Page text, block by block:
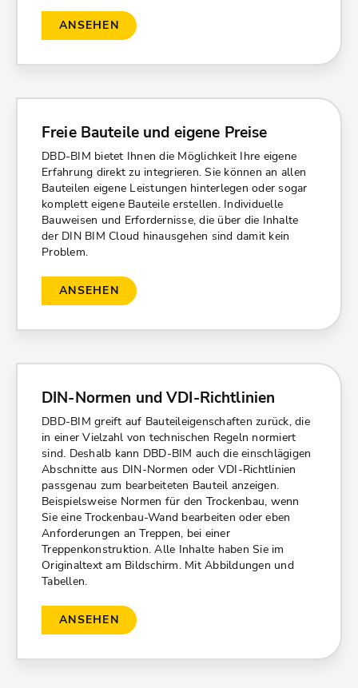
ANSEHEN
Freie Bauteile und eigene Preise
DBD-BIM bietet Ihnen die Möglichkeit Ihre eigene
Erfahrung direkt zu integrieren. Sie können an allen
Bauteilen eigene Leistungen hinterlegen oder sogar
komplett eigene Bauteile erstellen. Individuelle
Bauweisen und Erfordernisse, die über die Inhalte
der DIN BIM Cloud hinausgehen sind damit kein
Problem.
ANSEHEN
DIN-Normen und VDI-Richtlinien
DBD-BIM greift auf Bauteileigenschaften zurück, die
in einer Vielzahl von technischen Regeln normiert
sind. Deshalb kann DBD-BIM auch die einschlägigen
Abschnitte aus DIN-Normen oder VDI-Richtlinien
passgenau zum bearbeiteten Bauteil anzeigen.
Beispielsweise Normen für den Trockenbau, wenn
Sie eine Trockenbau-Wand bearbeiten oder eben
Anforderungen an Treppen, bei einer
Treppenkonstruktion. Alle Inhalte haben Sie im
Originaltext am Bildschirm. Mit Abbildungen und
Tabellen.
ANSEHEN